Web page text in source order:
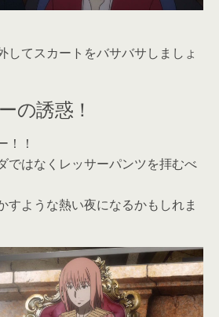
してスカートをバサバサしましょ
の誘惑！
！！
ではなくレッサーパンツを拝むべ
すような熱い夜になるかもしれま